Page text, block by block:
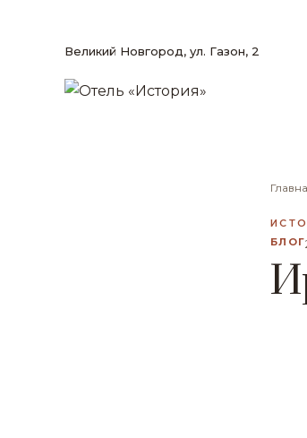
Великий Новгород, ул. Газон, 2
БЛОГ